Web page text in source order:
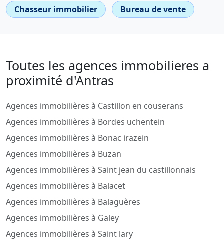
Chasseur immobilier
Bureau de vente
Toutes les agences immobilieres a
proximité d'Antras
Agences immobilières à Castillon en couserans
Agences immobilières à Bordes uchentein
Agences immobilières à Bonac irazein
Agences immobilières à Buzan
Agences immobilières à Saint jean du castillonnais
Agences immobilières à Balacet
Agences immobilières à Balaguères
Agences immobilières à Galey
Agences immobilières à Saint lary